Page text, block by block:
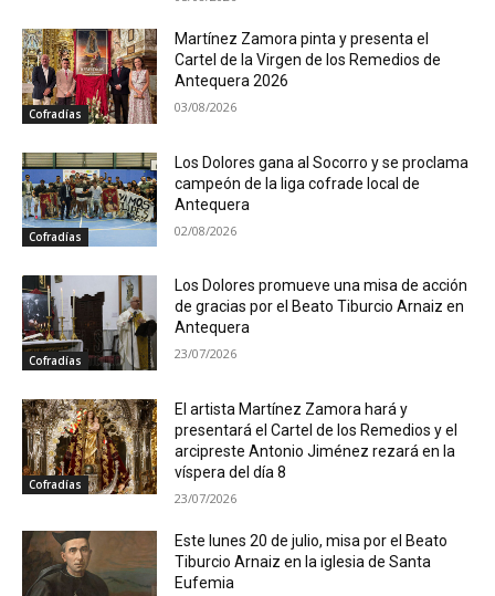
Cofradías
Martínez Zamora pinta y presenta el
Cartel de la Virgen de los Remedios de
Antequera 2026
03/08/2026
Cofradías
Los Dolores gana al Socorro y se proclama
campeón de la liga cofrade local de
Antequera
02/08/2026
Cofradías
Los Dolores promueve una misa de acción
de gracias por el Beato Tiburcio Arnaiz en
Antequera
23/07/2026
Cofradías
El artista Martínez Zamora hará y
presentará el Cartel de los Remedios y el
arcipreste Antonio Jiménez rezará en la
víspera del día 8
23/07/2026
Este lunes 20 de julio, misa por el Beato
Tiburcio Arnaiz en la iglesia de Santa
Eufemia